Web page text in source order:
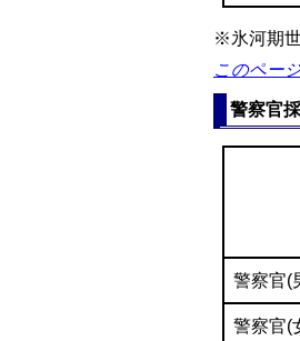
※氷河期
このペー
警察官
警察官(
警察官(